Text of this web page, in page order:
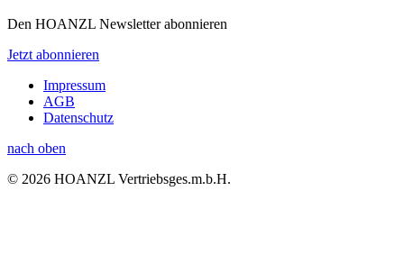
Den HOANZL Newsletter abonnieren
Jetzt abonnieren
Impressum
AGB
Datenschutz
nach oben
© 2026 HOANZL Vertriebsges.m.b.H.